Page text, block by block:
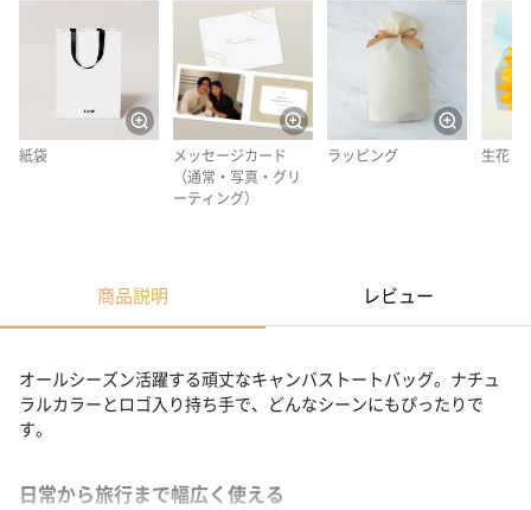
紙袋
メッセージカード
（通常・写真・グリ
ーティング）
ラッピング 生花
商品説明 レビュー
オールシーズン活躍する頑丈なキャンバストートバッグ。ナチュ
ラルカラーとロゴ入り持ち手で、どんなシーンにもぴったりで
す。
日常から旅行まで幅広く使える